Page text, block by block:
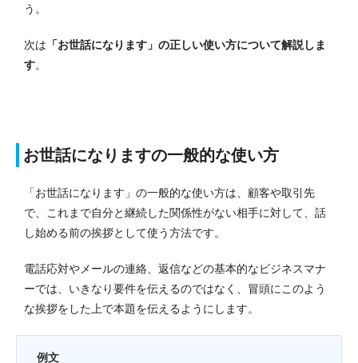
う。
次は 「お世話になります」の正しい使い方について解説しま
す。
お世話になりますの一般的な使い方
「お世話になります」の一般的な使い方は、顧客や取引先
で、これまで自分と継続した関係性がない相手に対して、話
し始める前の挨拶として使う方法です。
電話応対やメールの連絡、返信などの基本的なビジネスマナ
ーでは、いきなり要件を伝えるのではなく、冒頭にこのよう
な挨拶をした上で本題を伝えるようにします。
例文